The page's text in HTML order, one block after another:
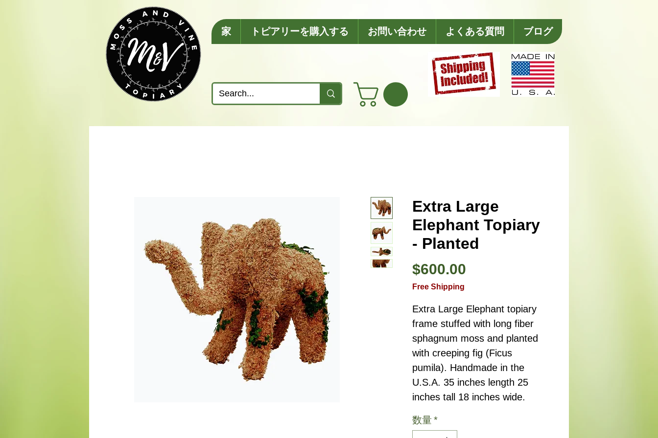
家 トピアリーを購入する お問い合わせ よくある質問 ブログ
Extra Large
Elephant Topiary
- Planted
$600.00
Free Shipping
Extra Large Elephant topiary
frame stuffed with long fiber
sphagnum moss and planted
with creeping fig (Ficus
pumila). Handmade in the
U.S.A. 35 inches length 25
inches tall 18 inches wide.
数量*